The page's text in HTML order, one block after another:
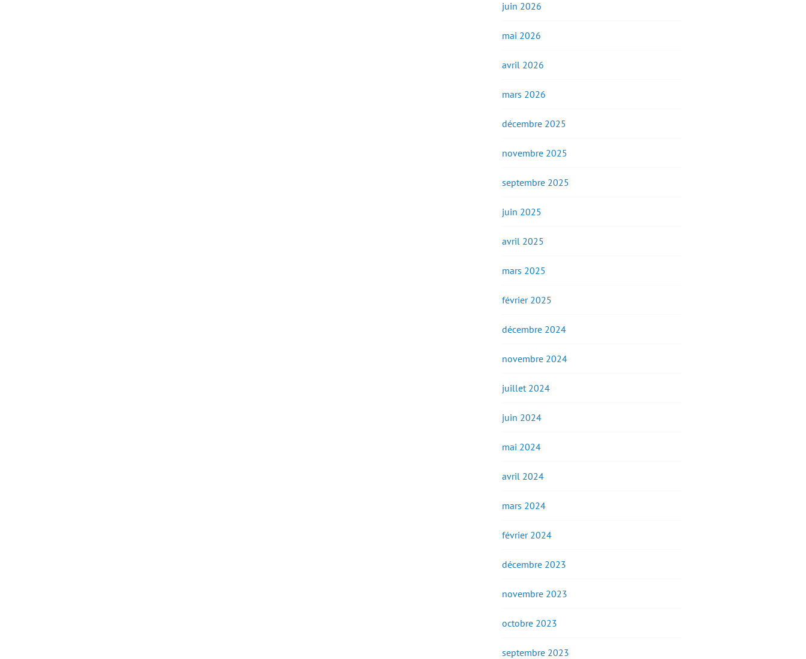
juin 2026
mai 2026
avril 2026
mars 2026
décembre 2025
novembre 2025
septembre 2025
juin 2025
avril 2025
mars 2025
février 2025
décembre 2024
novembre 2024
juillet 2024
juin 2024
mai 2024
avril 2024
mars 2024
février 2024
décembre 2023
novembre 2023
octobre 2023
septembre 2023